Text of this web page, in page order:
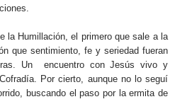
la Humillación, el primero que sale a la
que sentimiento, fe y seriedad fueran
Un encuentro con Jesús vivo y
Por cierto, aunque no lo seguí
buscando el paso por la ermita de